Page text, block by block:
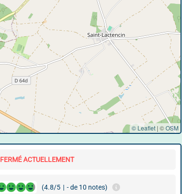
© Leaflet | ©OSM
FERMÉ ACTUELLEMENT
(4.8/5 | - de 10 notes)